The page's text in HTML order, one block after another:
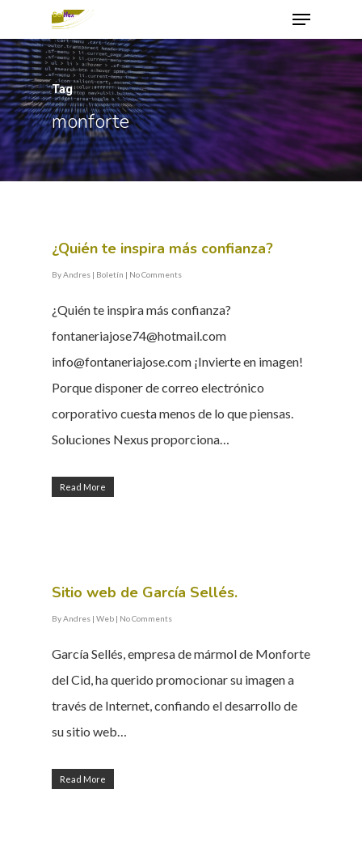
Hit enter to search or ESC to close
Tag
monforte
¿Quién te inspira más confianza?
ByAndres | Boletín | No Comments
¿Quién te inspira más confianza?
fontaneriajose74@hotmail.com
info@fontaneriajose.com ¡Invierte en imagen!
Porque disponer de correo electrónico
corporativo cuesta menos de lo que piensas.
Soluciones Nexus proporciona…
Read More
Sitio web de García Sellés.
ByAndres | Web | No Comments
García Sellés, empresa de mármol de Monforte
del Cid, ha querido promocionar su imagen a
través de Internet, confiando el desarrollo de
su sitio web…
Read More